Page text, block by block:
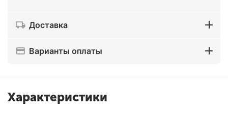
Доставка
Варианты оплаты
Характеристики